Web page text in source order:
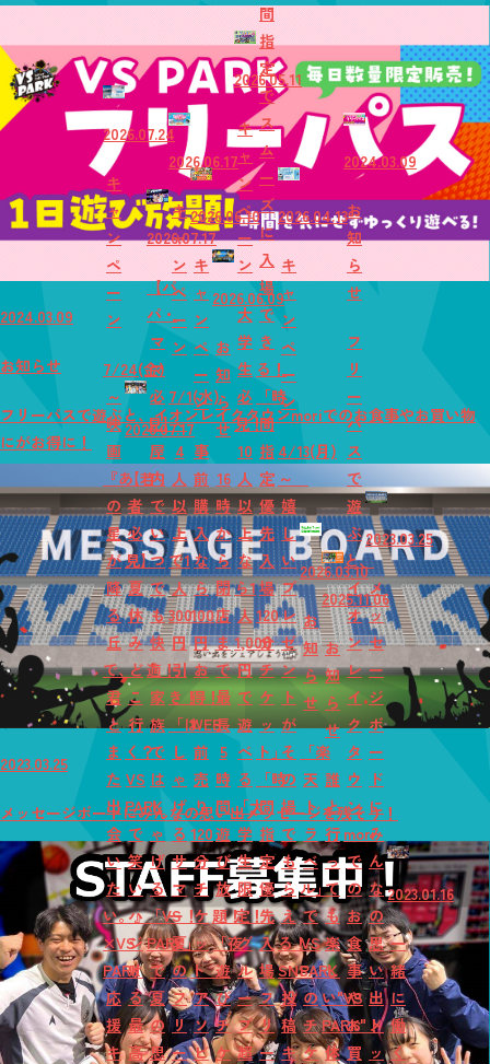
2026.07.24
キ
ャ
ン
ペ
ー
ン
7/24(金)
～
映
画
『あ
の
星
が
降
る
丘
で、
君
と
ま
た
出
会
い
た
い。』
×VS
PARK
応
援
キ
2026.07.17
【若
者
必
見】
夏
休
み
ど
こ
行
く？
VS
PARK
で
笑
い
ハ
ジ
け
る
最
高
2026.07.17
【パ
パ・
マ
マ
必
見】
屋
内
で
い
つ
で
も
快
適！
家
族
で
は
し
ゃ
げ
る
「VS
PARK」
で
夏
の
思
2026.06.17
キ
ャ
ン
ペ
ー
ン
7/1(水)
～
4
人
以
上
で1
人
300
円
引
き！
「は
し
ゃ
げ
る
サ
マ
ー！
夏
の
フ
リ
ー
2026.06.10
キ
ャ
ン
ペ
ー
ン
事
前
購
入
な
ら
100
円
お
得！
WEB
前
売
り
120
分
チ
ケ
ッ
ト
ア
ソ
ビ
2026.06.09
お
知
ら
せ
16
時
か
ら
閉
店
ま
で
最
長
5
時
間
遊
び
放
題！
「夜
遊
び
チ
ケ
2026.05.11
キ
ャ
ン
ペ
ー
ン
大
学
生
必
見！
10
人
以
上
な
ら1
人
1,000
円
で
遊
べ
る
「大
学
生
限
定！
グ
ル
ー
プ
超
間
指
定
で
ス
ム
ー
ズ
に
入
場
で
き
る！
「時
間
指
定
優
先
入
場
120
分
チ
ケ
ッ
ト」
「時
間
指
定
優
先
入
場
フ
リ
ー
2026.04.13
キ
ャ
ン
ペ
ー
ン
4/13(月)
～
嬉
し
い
プ
レ
ゼ
ン
ト
が
そ
の
場
で
も
ら
え
る！
SNS
投
稿
キ
2026.03.10
お
知
ら
せ
「楽
天
ト
ラ
ベ
ル」
で
VS
PARK
の
チ
ケ
2025.11.06
お
知
ら
せ
誰
と
行
っ
て
も
楽
し
い"VS
PARK"！
体
2024.03.09
お
知
ら
せ
フ
リ
ー
パ
ス
で
遊
ぶ
と、
イ
オ
ン
レ
イ
ク
タ
ウ
ン
mori
で
の
お
食
事
や
お
買
2023.03.25
メ
ッ
セ
ー
ジ
ボ
ー
ド
に
み
ん
な
の
思
い
出
メ
ッ
2023.01.16
一
緒
に
働
く
2024.03.09
お知らせ
フリーパスで遊ぶと、イオンレイクタウンmoriでのお食事やお買い物
にがお得に！
2023.03.25
メッセージボードにみんなの思い出メッセージを残そう！